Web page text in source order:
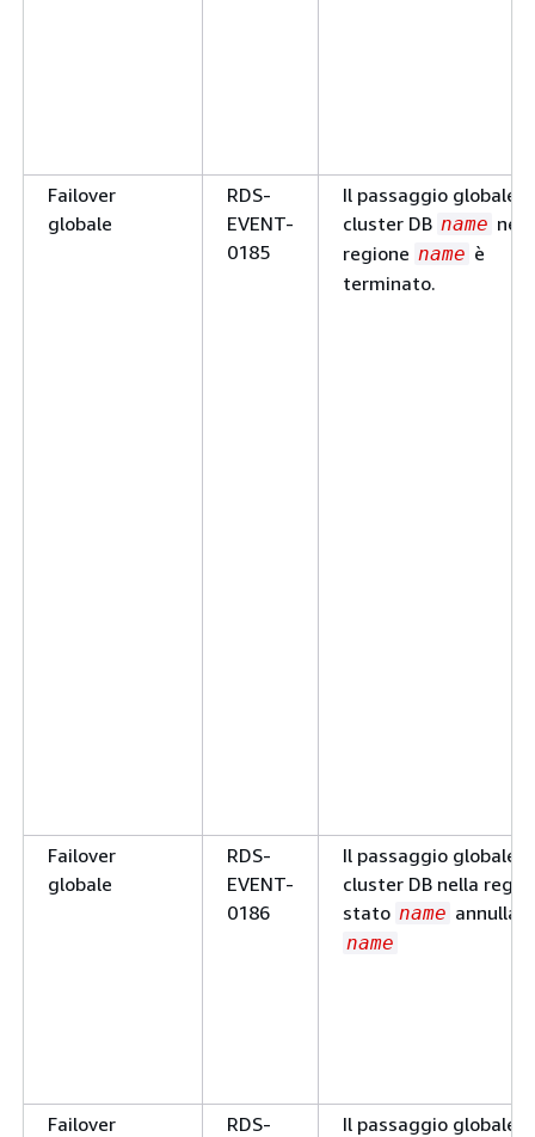
Failover
globale
RDS-
EVENT-
0185
Il passaggio globale
cluster DB name
regione name è
terminato.
Failover
globale
RDS-
EVENT-
0186
Il passaggio globale
cluster DB nella
stato name
name
Failover
RDS-
Il passaggio globale